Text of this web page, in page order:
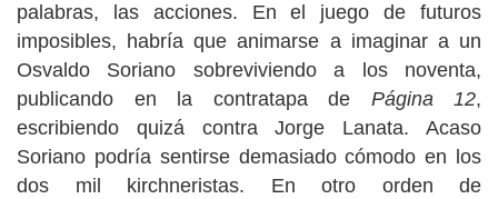
palabras, las acciones. En el juego de futuros
imposibles, habría que animarse a imaginar a un
Osvaldo Soriano sobreviviendo a los noventa,
publicando en la contratapa de Página 12,
escribiendo quizá contra Jorge Lanata. Acaso
Soriano podría sentirse demasiado cómodo en los
dos mil kirchneristas. En otro orden de